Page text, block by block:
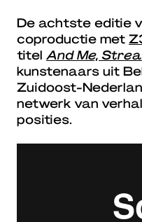
De achtste editie
coproductie met
titel And Me,
kunstenaars uit
Zuidoost-
netwerk van
posities.